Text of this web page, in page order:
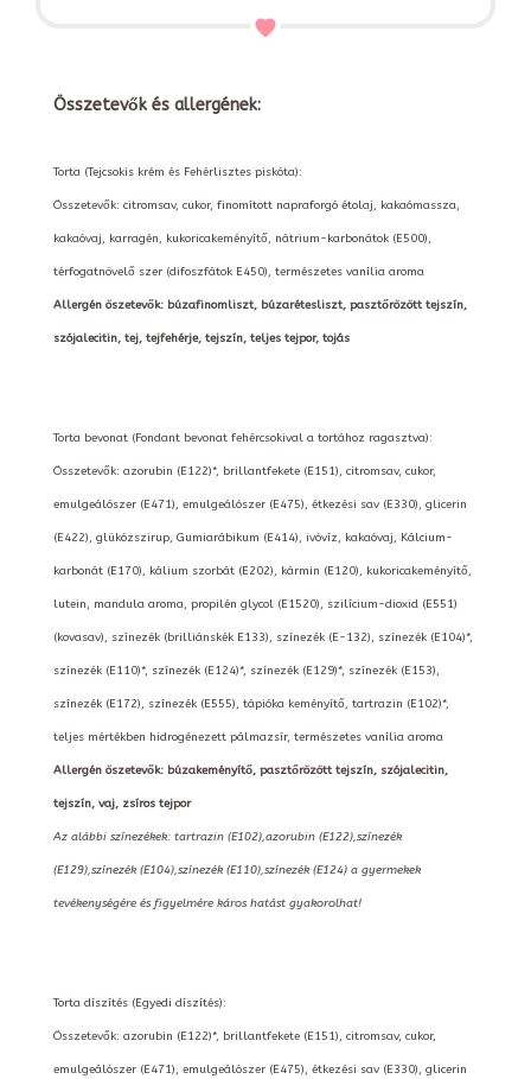
Összetevők és allergének:
Torta (Tejcsokis krém és Fehérlisztes piskóta):
Összetevők: citromsav, cukor, finomított napraforgó étolaj, kakaómassza,
kakaóvaj, karragén, kukoricakeményítő, nátrium-karbonátok (E500),
térfogatnövelő szer (difoszfátok E450), természetes vanília aroma
Allergén öszetevők: búzafinomliszt, búzarétesliszt, pasztőrözött tejszín,
szójalecitin, tej, tejfehérje, tejszín, teljes tejpor, tojás
Torta bevonat (Fondant bevonat fehércsokival a tortához ragasztva):
Összetevők: azorubin (E122)*, brillantfekete (E151), citromsav, cukor,
emulgeálószer (E471), emulgeálószer (E475), étkezési sav (E330), glicerin
(E422), glükózszirup, Gumiarábikum (E414), ivóvíz, kakaóvaj, Kálcium-
karbonát (E170), kálium szorbát (E202), kármin (E120), kukoricakeményítő,
lutein, mandula aroma, propilén glycol (E1520), szilícium-dioxid (E551)
(kovasav), színezék (brilliánskék E133), színezék (E-132), színezék (E104)*,
színezék (E110)*, színezék (E124)*, színezék (E129)*, színezék (E153),
színezék (E172), színezék (E555), tápióka keményítő, tartrazin (E102)*,
teljes mértékben hidrogénezett pálmazsír, természetes vanília aroma
Allergén öszetevők: búzakeményítő, pasztőrözött tejszín, szójalecitin,
tejszín, vaj, zsíros tejpor
Az alábbi színezékek: tartrazin (E102),azorubin (E122),színezék
(E129),színezék (E104),színezék (E110),színezék (E124) a gyermekek
tevékenységére és figyelmére káros hatást gyakorolhat!
Torta díszítés (Egyedi díszítés):
Összetevők: azorubin (E122)*, brillantfekete (E151), citromsav, cukor,
emulgeálószer (E471), emulgeálószer (E475), étkezési sav (E330), glicerin